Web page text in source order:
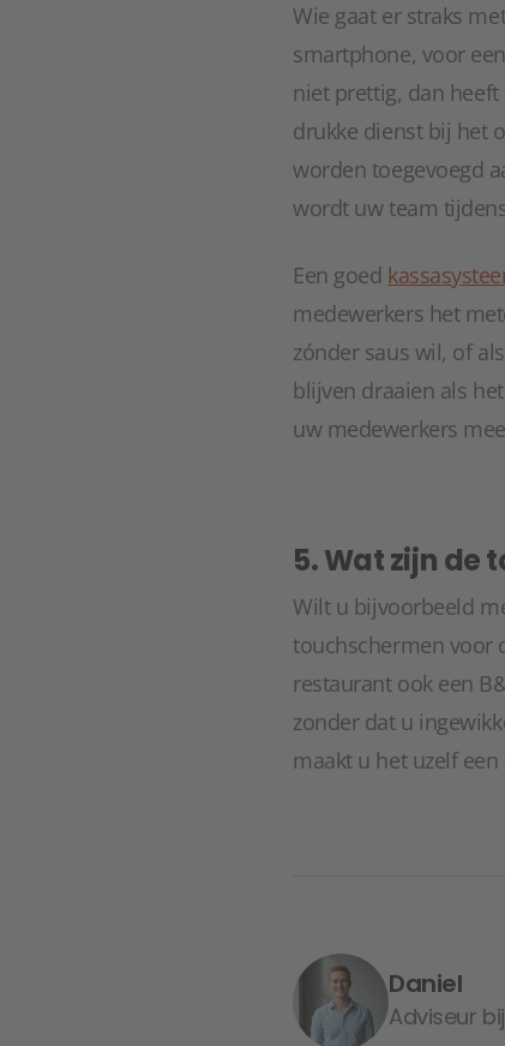
Wie gaat er straks
smartphone, voor
niet prettig, dan
drukke dienst bij het
worden toegevoegd
wordt uw team
Een goed
medewerkers het
zónder saus wil, of
blijven draaien als
uw medewerkers
5. Wat zijn de
Wilt u bijvoorbeeld
touchschermen voor
restaurant ook een
zonder dat u
maakt u het uzelf
Daniel
Adviseur bij